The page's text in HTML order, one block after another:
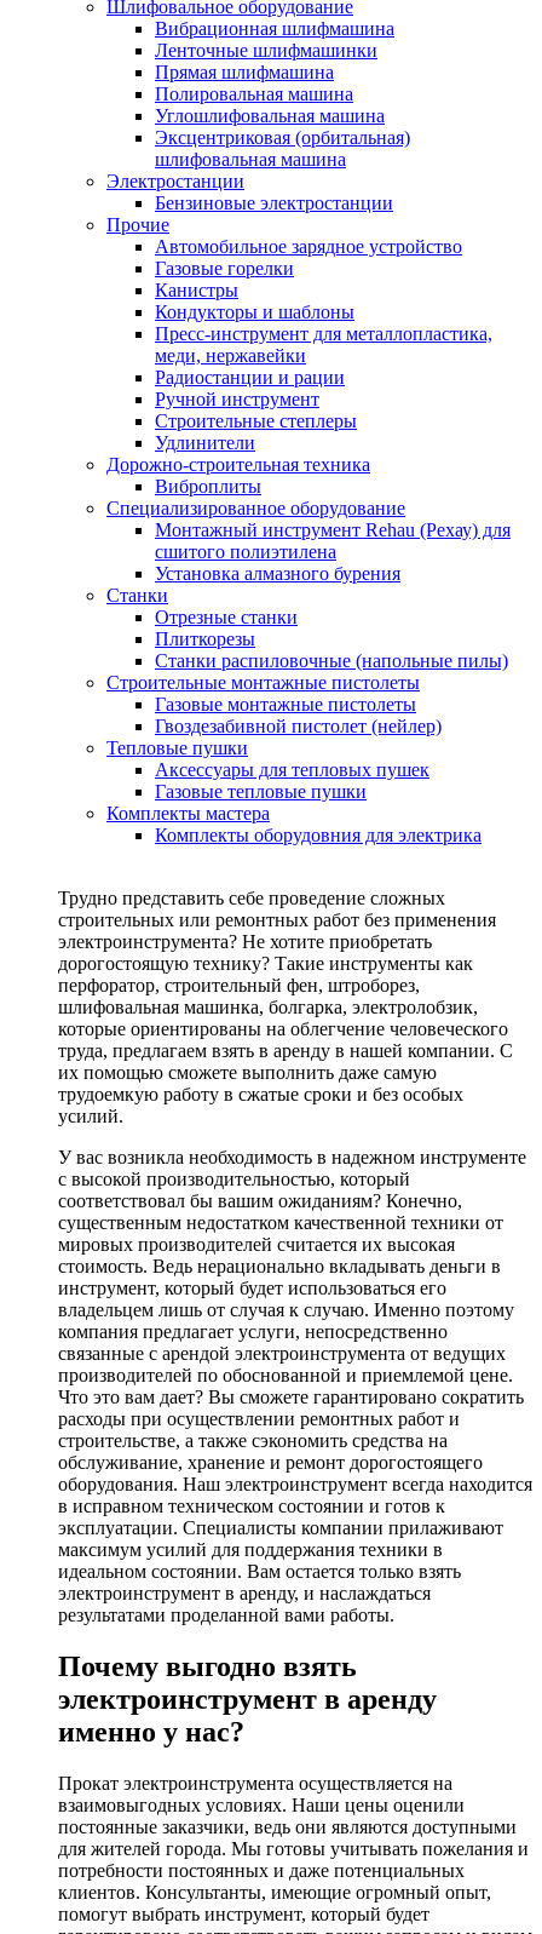
Шлифовальное оборудование
Вибрационная шлифмашина
Ленточные шлифмашинки
Прямая шлифмашина
Полировальная машина
Углошлифовальная машина
Эксцентриковая (орбитальная)
шлифовальная машина
Электростанции
Бензиновые электростанции
Прочие
Автомобильное зарядное устройство
Газовые горелки
Канистры
Кондукторы и шаблоны
Пресс-инструмент для металлопластика,
меди, нержавейки
Радиостанции и рации
Ручной инструмент
Строительные степлеры
Удлинители
Дорожно-строительная техника
Виброплиты
Специализированное оборудование
Монтажный инструмент Rehau (Рехау) для
сшитого полиэтилена
Установка алмазного бурения
Станки
Отрезные станки
Плиткорезы
Станки распиловочные (напольные пилы)
Строительные монтажные пистолеты
Газовые монтажные пистолеты
Гвоздезабивной пистолет (нейлер)
Тепловые пушки
Аксессуары для тепловых пушек
Газовые тепловые пушки
Комплекты мастера
Комплекты оборудовния для электрика
Трудно представить себе проведение сложных
строительных или ремонтных работ без применения
электроинструмента? Не хотите приобретать
дорогостоящую технику? Такие инструменты как
перфоратор, строительный фен, штроборез,
шлифовальная машинка, болгарка, электролобзик,
которые ориентированы на облегчение человеческого
труда, предлагаем взять в аренду в нашей компании. С
их помощью сможете выполнить даже самую
трудоемкую работу в сжатые сроки и без особых
усилий.
У вас возникла необходимость в надежном инструменте
с высокой производительностью, который
соответствовал бы вашим ожиданиям? Конечно,
существенным недостатком качественной техники от
мировых производителей считается их высокая
стоимость. Ведь нерационально вкладывать деньги в
инструмент, который будет использоваться его
владельцем лишь от случая к случаю. Именно поэтому
компания предлагает услуги, непосредственно
связанные с арендой электроинструмента от ведущих
производителей по обоснованной и приемлемой цене.
Что это вам дает? Вы сможете гарантировано сократить
расходы при осуществлении ремонтных работ и
строительстве, а также сэкономить средства на
обслуживание, хранение и ремонт дорогостоящего
оборудования. Наш электроинструмент всегда находится
в исправном техническом состоянии и готов к
эксплуатации. Специалисты компании прилаживают
максимум усилий для поддержания техники в
идеальном состоянии. Вам остается только взять
электроинструмент в аренду, и наслаждаться
результатами проделанной вами работы.
Почему выгодно взять
электроинструмент в аренду
именно у нас?
Прокат электроинструмента осуществляется на
взаимовыгодных условиях. Наши цены оценили
постоянные заказчики, ведь они являются доступными
для жителей города. Мы готовы учитывать пожелания и
потребности постоянных и даже потенциальных
клиентов. Консультанты, имеющие огромный опыт,
помогут выбрать инструмент, который будет